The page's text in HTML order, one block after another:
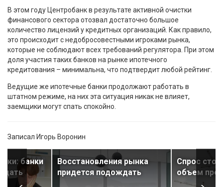
В этом году Центробанк в результате активной очистки
финансового сектора отозвал достаточно большое
количество лицензий у кредитных организаций. Как правило,
это происходит с недобросовестными игроками рынка,
которые не соблюдают всех требований регулятора. При этом
доля участия таких банков на рынке ипотечного
кредитования – минимальна, что подтвердит любой рейтинг.
Ведущие же ипотечные банки продолжают работать в
штатном режиме, на них эта ситуация никак не влияет,
заемщики могут спать спокойно.
Записал Игорь Воронин
банки
Восстановления рынка
придется подождать
Спрос
объем